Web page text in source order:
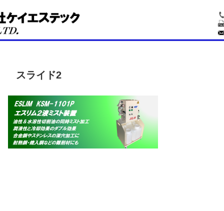
スライド2